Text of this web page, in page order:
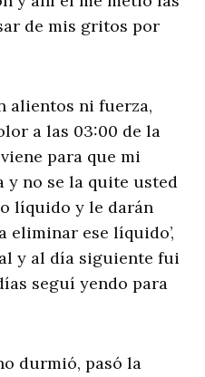
de mis gritos por
alientos ni fuerza,
a las 03:00 de la
para que mi
y no se la quite usted
líquido y le darán
eliminar ese líquido’,
y al día siguiente fui
seguí yendo para
durmió, pasó la